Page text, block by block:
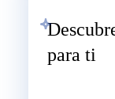
para ti